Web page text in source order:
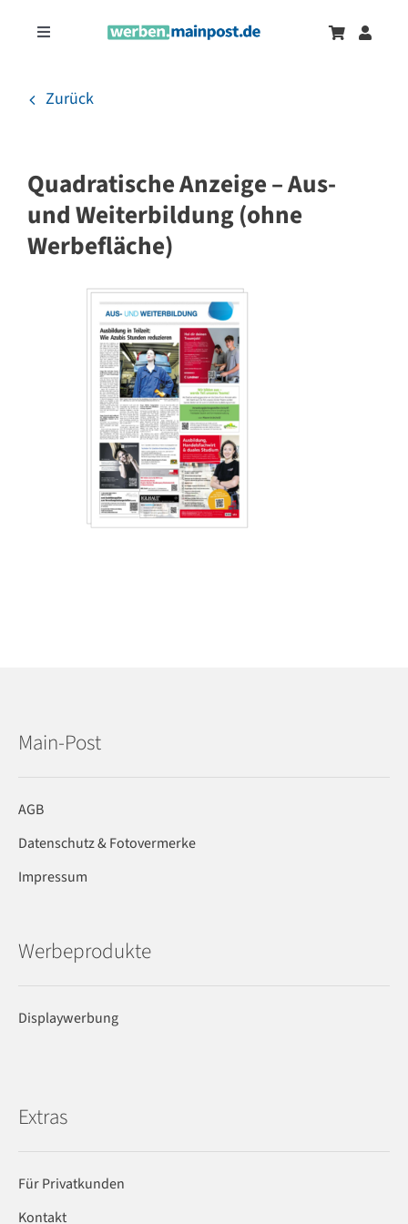
InhaltToggle
Onlinewerbung
Zurück
Quadratische Anzeige – Aus-
und Weiterbildung (ohne
Werbefläche)
Main-Post
AGB
Datenschutz & Fotovermerke
Impressum
Werbeprodukte
Displaywerbung
Extras
Für Privatkunden
Kontakt